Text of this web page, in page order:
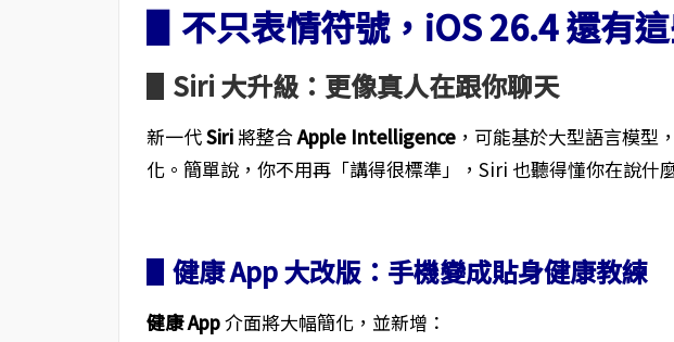
▋不只表情符號，iOS 26.4 還有
▋Siri 大升級：更像真人在跟你聊天
新一代Siri將整合Apple Intelligence，可能基於大型語言模型
化。簡單說，你不用再「講得很標準」，Siri 也聽得懂你在說什
▋健康 App 大改版：手機變成貼身健康教練
健康 App介面將大幅簡化，並新增：